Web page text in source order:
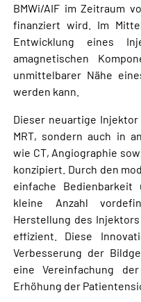
BMWi/AIF im Zeitraum
finanziert wird. Im
Entwicklung eines
amagnetischen
unmittelbarer Nähe
werden kann.
Dieser neuartige
MRT, sondern auch in
wie CT, Angiographie
konzipiert. Durch den
einfache
kleine Anzahl
Herstellung des
effizient. Diese
Verbesserung der
eine Vereinfachung
Erhöhung der